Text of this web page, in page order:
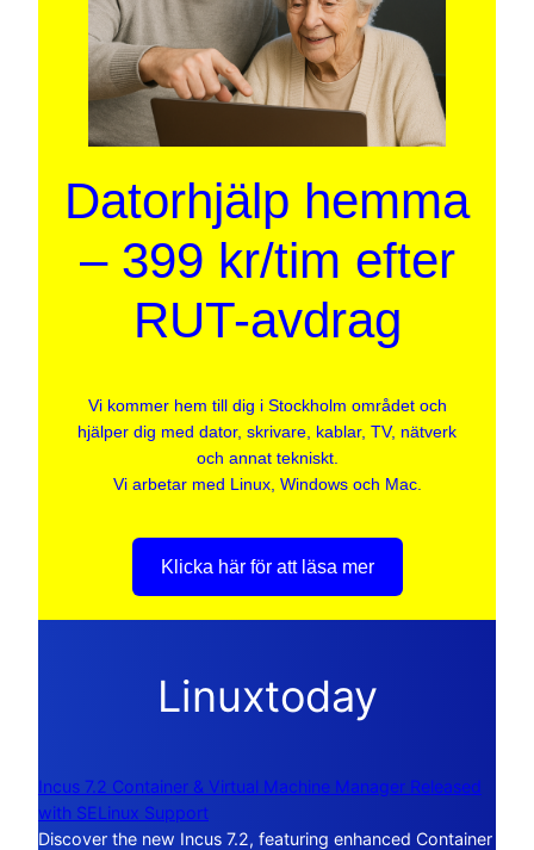
Datorhjälp hemma
– 399 kr/tim efter
RUT-avdrag
Vi kommer hem till dig i Stockholm området och
hjälper dig med dator, skrivare, kablar, TV, nätverk
och annat tekniskt.
Vi arbetar med Linux, Windows och Mac.
Klicka här för att läsa mer
Linuxtoday
Incus 7.2 Container & Virtual Machine Manager Released
with SELinux Support
Discover the new Incus 7.2, featuring enhanced Container